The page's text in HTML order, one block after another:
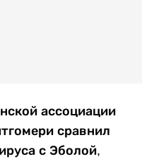
ассоциации
сравнил
с Эболой,